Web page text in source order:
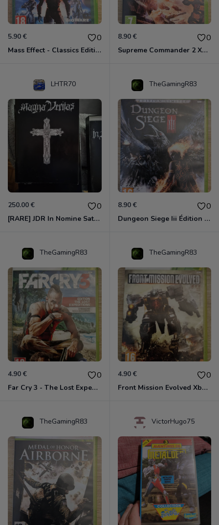
5.90 € 0
Mass Effect - Classics Edition Xbox 360
8.90 € 0
Supreme Commander 2 Xbox 360
LHTR70
250.00 € 0
[RARE] JDR In Nomine Satanis / Magna Veritas – 1ère Édition BOÎTE (DOS BLANC, 1989) - CROC / Siroz
TheGamingR83
8.90 € 0
Dungeon Siege Iii Édition Limitée - Vf Intégrale Xbox 360
TheGamingR83
4.90 € 0
Far Cry 3 - The Lost Expeditions - Edition Spéciale Xbox 360
TheGamingR83
4.90 € 0
Front Mission Evolved Xbox 360
TheGamingR83 VictorHugo75